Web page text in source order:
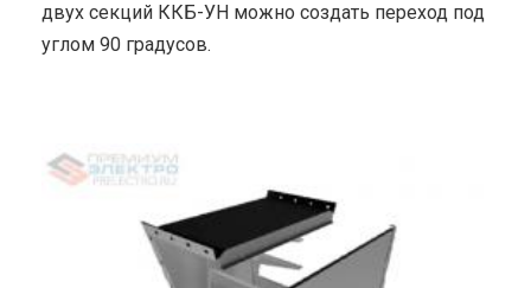
двух секций ККБ-УН можно создать переход под
углом 90 градусов.